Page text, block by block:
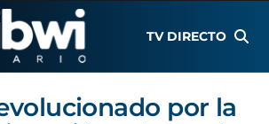
TV DIRECTO
por la